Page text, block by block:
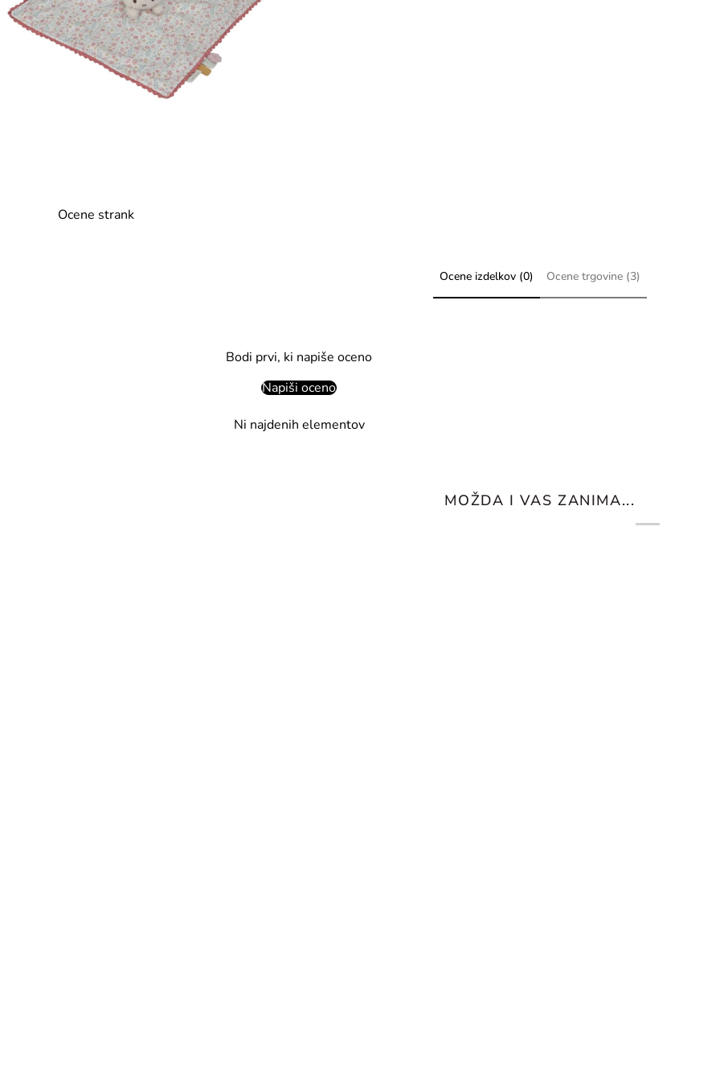
Ocene strank
Ocene izdelkov (0) Ocene trgovine (3)
Bodi prvi, ki napiše oceno
Napiši oceno
Ni najdenih elementov
MOŽDA I VAS ZANIMA...